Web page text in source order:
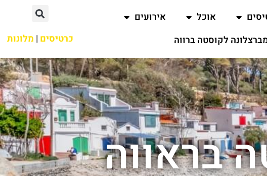
אוכל
אירועים
לקוסטה ברווה כרטיסים | מלונות
בראווה